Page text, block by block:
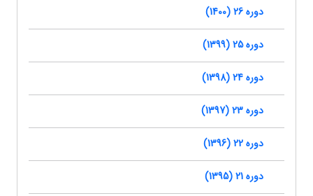
دوره 26 (1400)
دوره 25 (1399)
دوره 24 (1398)
دوره 23 (1397)
دوره 22 (1396)
دوره 21 (1395)